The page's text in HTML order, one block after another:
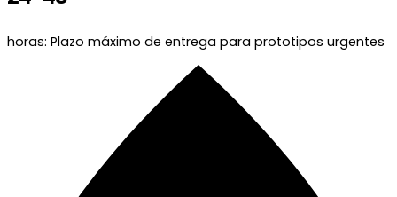
horas: Plazo máximo de entrega para prototipos urgentes